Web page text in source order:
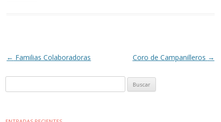
Navegación
← Familias Colaboradoras Coro de Campanilleros →